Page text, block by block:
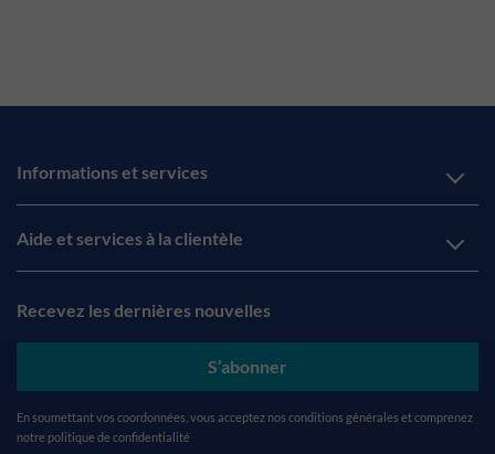
Informations et services
Aide et services à la clientèle
Recevez les dernières nouvelles
S’abonner
En soumettant vos coordonnées, vous acceptez nos conditions générales et comprenez
notre politique de confidentialité